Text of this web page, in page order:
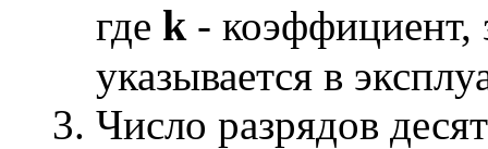
где k - коэффициент,
указывается в
Число разрядов